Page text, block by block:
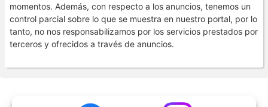
momentos. Además, con respecto a los anuncios, tenemos un
control parcial sobre lo que se muestra en nuestro portal, por lo
tanto, no nos responsabilizamos por los servicios prestados por
terceros y ofrecidos a través de anuncios.